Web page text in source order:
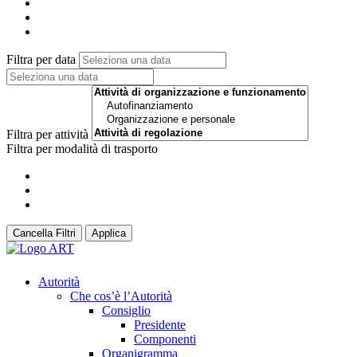
Filtra per data
Filtra per attività
Filtra per modalità di trasporto
Cancella Filtri Applica
Autorità
Che cos’è l’Autorità
Consiglio
Presidente
Componenti
Organigramma